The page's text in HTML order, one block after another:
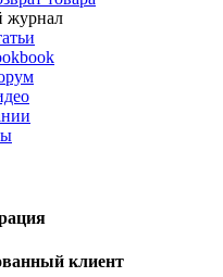
клиент